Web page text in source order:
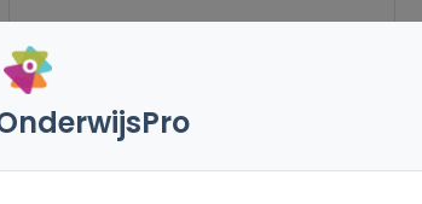
en kansenrijk onderwijs